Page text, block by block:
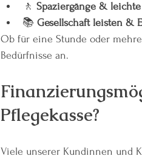
🚶 Spaziergänge &
📚 Gesellschaft leisten &
Ob für eine Stunde oder
Bedürfnisse an.
Pflegekasse?
Viele unserer Kundinnen und